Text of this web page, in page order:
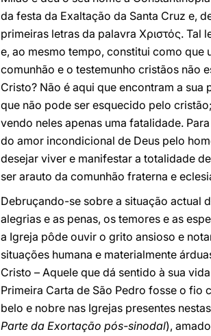
da festa da Exaltação da Santa Cruz e,
primeiras letras da palavra Χριστός.
e, ao mesmo tempo, constitui como que
comunhão e o testemunho cristãos não
Cristo? Não é aqui que encontram a
que não pode ser esquecido pelo
vendo neles apenas uma fatalidade.
do amor incondicional de Deus pelo
desejar viver e manifestar a totalidade
ser arauto da comunhão fraterna e
Debruçando-se sobre a situação actual
alegrias e as penas, os temores e as
a Igreja pôde ouvir o grito ansioso e
situações humana e materialmente
Cristo – Aquele que dá sentido à sua
Primeira Carta de São Pedro fosse o
belo e nobre nas Igrejas presentes
Parte da Exortação pós-sinodal),